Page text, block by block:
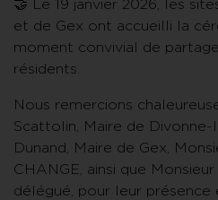
🤝 Le 19 janvier 2026, les
et de Gex ont accueilli la
moment convivial de
résidents.
Nous remercions
Scattolin, Maire de Divonne-
Dunand, Maire de Gex,
CHANGE, ainsi que
délégué, pour leur présence